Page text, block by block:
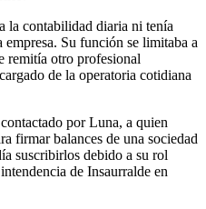
la contabilidad diaria ni tenía
empresa. Su función se limitaba a
remitía otro profesional
de la operatoria cotidiana
por Luna, a quien
firmar balances de una sociedad
suscribirlos debido a su rol
de Insaurralde en